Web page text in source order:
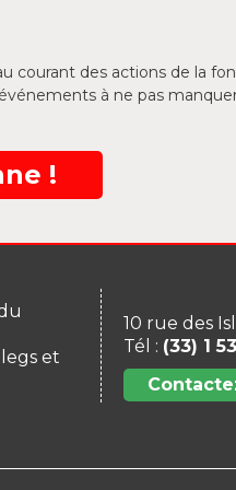
courant des actions de la
à ne pas
!
et
10 rue des
Tél : (33) 1